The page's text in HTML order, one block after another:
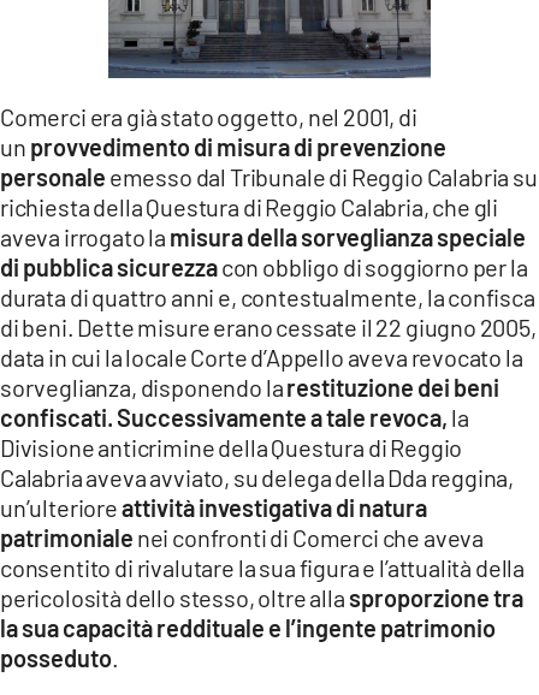
Comerci era già stato oggetto, nel 2001, di
un provvedimento di misura di prevenzione
personale emesso dal Tribunale di Reggio Calabria su
richiesta della Questura di Reggio Calabria, che gli
aveva irrogato la misura della sorveglianza speciale
di pubblica sicurezzacon obbligo di soggiorno per la
durata di quattro anni e, contestualmente, la confisca
di beni. Dette misure erano cessate il 22 giugno 2005,
data in cui la locale Corte d’Appello aveva revocato la
sorveglianza, disponendo larestituzione dei beni
confiscati.Successivamente a tale revoca, la
Divisione anticrimine della Questura di Reggio
Calabria aveva avviato, su delega della Dda reggina,
un’ulterioreattività investigativa di natura
patrimoniale nei confronti di Comerci che aveva
consentito di rivalutare la sua figura e l’attualità della
pericolosità dello stesso, oltre alla sproporzione tra
la sua capacità reddituale e l’ingente patrimonio
posseduto